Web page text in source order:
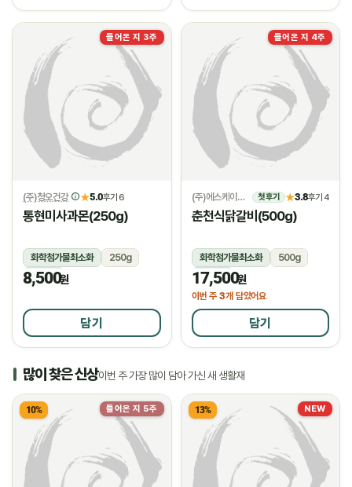
들어온 지 3주
(주)청오건강 ★5.0후기 6
통현미사과몬(250g)
화학첨가물최소화
250g
상온
8,500원
담기
들어온 지 4주
(주)에스케이위드 첫 후기 ★3.8후기 4
춘천식닭갈비(500g)
화학첨가물최소화
500g
냉동
17,500원
이번 주 3개 담았어요
담기
많이 찾은 신상이번 주 가장 많이 담아 가신 새 생활재
들어온 지 5주
10% NEW
13%